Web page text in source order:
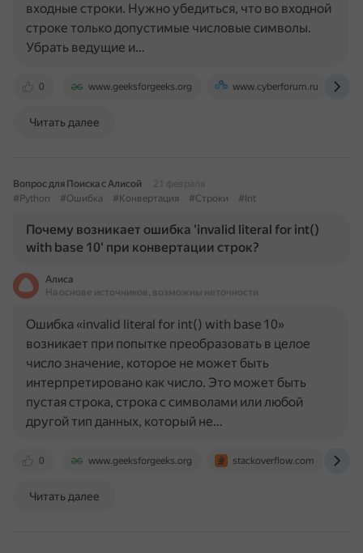
0 www.geeksforgeeks.org www.cyberforum.ru
входные строки. Нужно убедиться, что во входной
строке только допустимые числовые символы.
Убрать ведущие и…
Читать далее
Вопрос для Поиска с Алисой
21 февраля
#Python
#Ошибка #Конвертация #Строки #Int
Почему возникает ошибка 'invalid literal for int()
with base 10' при конвертации строк?
Алиса
На основе источников, возможны неточности
0 www.geeksforgeeks.org stackoverflow.com
Ошибка «invalid literal for int() with base 10»
возникает при попытке преобразовать в целое
число значение, которое не может быть
интерпретировано как число. Это может быть
пустая строка, строка с символами или любой
другой тип данных, который не…
Читать далее